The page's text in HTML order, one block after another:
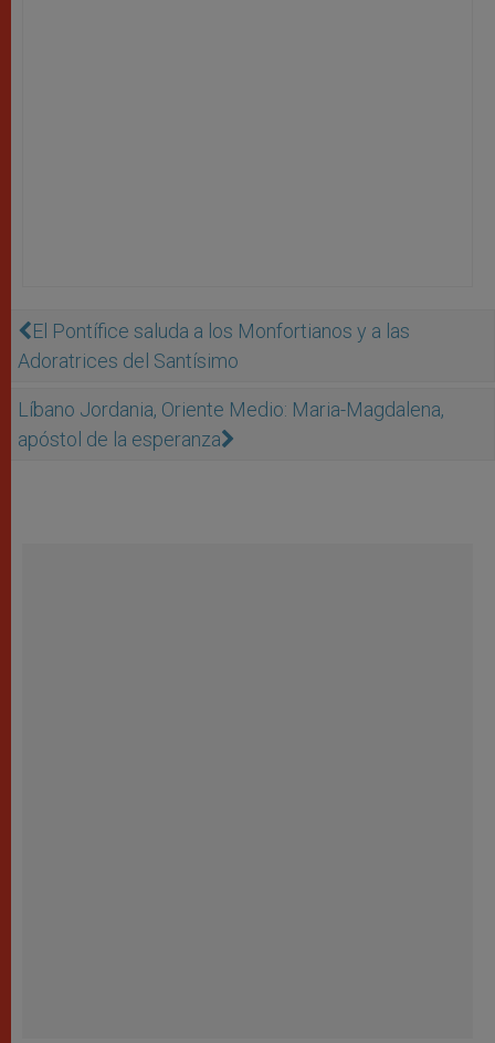
El Pontífice saluda a los Monfortianos y a las
Adoratrices del Santísimo
Líbano Jordania, Oriente Medio: Maria-Magdalena,
apóstol de la esperanza